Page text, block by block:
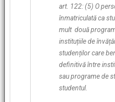
art. 122: (5) O
înmatriculată ca
mult două
instituțiile de
studenților care
definitivă între
sau programe de
studentul.